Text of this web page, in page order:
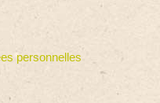
personnelles